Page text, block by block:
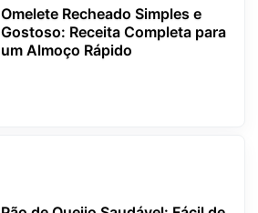
Omelete Recheado Simples e
Gostoso: Receita Completa para
um Almoço Rápido